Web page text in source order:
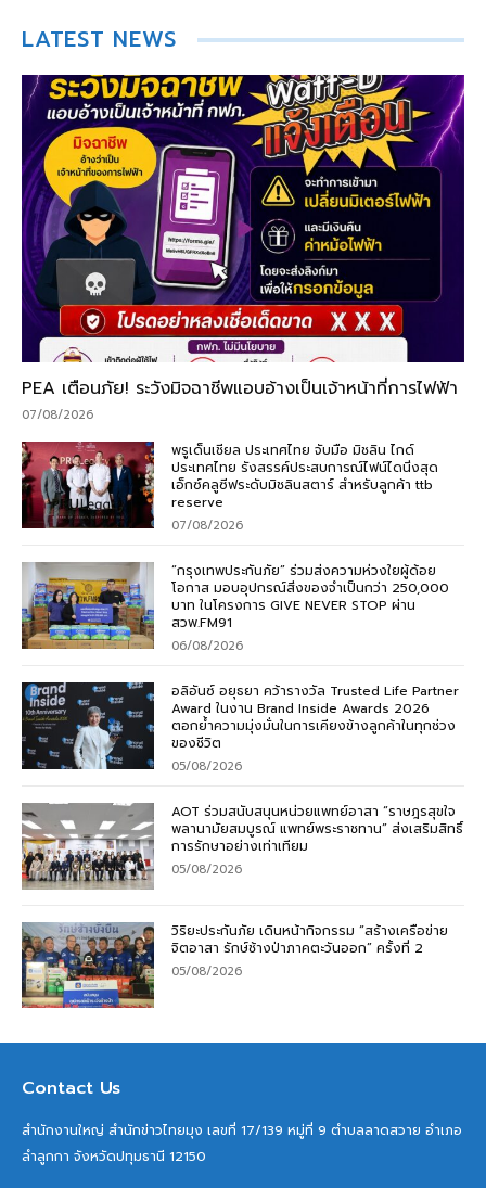
LATEST NEWS
PEA เตือนภัย! ระวังมิจฉาชีพแอบอ้างเป็นเจ้าหน้าที่การไฟฟ้า
07/08/2026
พรูเด็นเชียล ประเทศไทย จับมือ มิชลิน ไกด์
ประเทศไทย รังสรรค์ประสบการณ์ไฟน์ไดนิ่งสุด
เอ็กซ์คลูซีฟระดับมิชลินสตาร์ สำหรับลูกค้า ttb
reserve
07/08/2026
“กรุงเทพประกันภัย” ร่วมส่งความห่วงใยผู้ด้อย
โอกาส มอบอุปกรณ์สิ่งของจำเป็นกว่า 250,000
บาท ในโครงการ GIVE NEVER STOP ผ่าน
สวพ.FM91
06/08/2026
อลิอันซ์ อยุธยา คว้ารางวัล Trusted Life Partner
Award ในงาน Brand Inside Awards 2026
ตอกย้ำความมุ่งมั่นในการเคียงข้างลูกค้าในทุกช่วง
ของชีวิต
05/08/2026
AOT ร่วมสนับสนุนหน่วยแพทย์อาสา “ราษฎรสุขใจ
พลานามัยสมบูรณ์ แพทย์พระราชทาน” ส่งเสริมสิทธิ์
การรักษาอย่างเท่าเทียม
05/08/2026
วิริยะประกันภัย เดินหน้ากิจกรรม “สร้างเครือข่าย
จิตอาสา รักษ์ช้างป่าภาคตะวันออก” ครั้งที่ 2
05/08/2026
Contact Us
สำนักงานใหญ่ สำนักข่าวไทยมุง เลขที่ 17/139 หมู่ที่ 9 ตำบลลาดสวาย อำเภอ
ลำลูกกา จังหวัดปทุมธานี 12150